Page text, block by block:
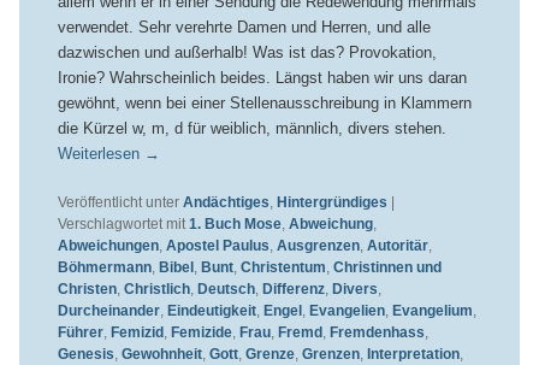
verwendet. Sehr verehrte Damen und Herren, und alle
dazwischen und außerhalb! Was ist das? Provokation,
Ironie? Wahrscheinlich beides. Längst haben wir uns daran
gewöhnt, wenn bei einer Stellenausschreibung in Klammern
die Kürzel w, m, d für weiblich, männlich, divers stehen.
Weiterlesen →
Veröffentlicht unter Andächtiges Hintergründiges |
Verschlagwortet mit 1. Buch Mose, Abweichung,
Abweichungen, Apostel Paulus Ausgrenzen, Autoritär,
Böhmermann, Bibel, Bunt, Christentum Christinnen und
Christen, Christlich, Deutsch, Differenz, Divers
Durcheinander, Eindeutigkeit, Engel, Evangelien, Evangelium
Führer, Femizid, Femizide, Frau, Fremd, Fremdenhass
Genesis Gewohnheit, Gott, Grenze, Grenzen, Interpretation,